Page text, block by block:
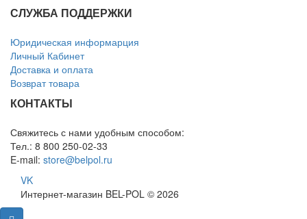
СЛУЖБА ПОДДЕРЖКИ
Юридическая информарция
Личный Кабинет
Доставка и оплата
Возврат товара
КОНТАКТЫ
Свяжитесь с нами удобным способом:
Тел.: 8 800 250-02-33
E-mail: store@belpol.ru
VK
Интернет-магазин BEL-POL © 2026